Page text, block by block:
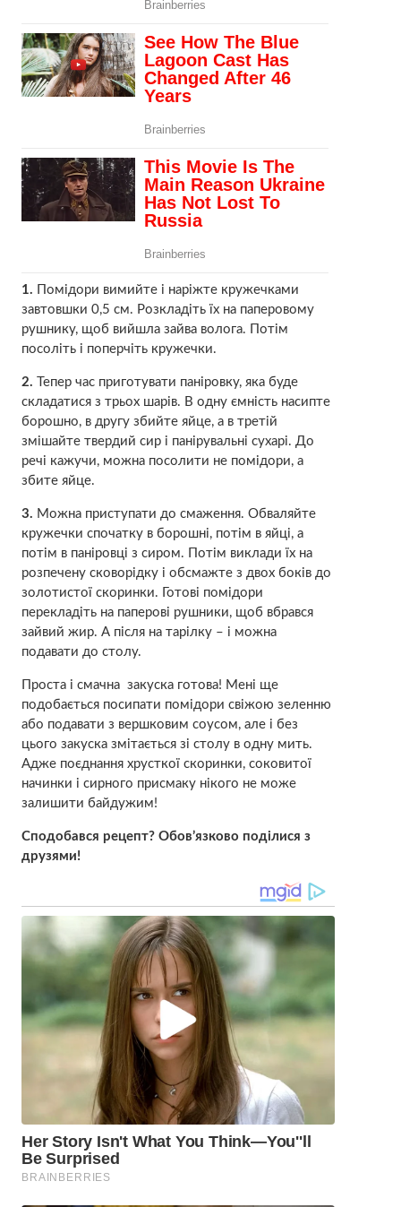
1. Помідори вимийте і наріжте кружечками
завтовшки 0,5 см. Розкладіть їх на паперовому
рушнику, щоб вийшла зайва волога. Потім
посоліть і поперчіть кружечки.
2. Тепер час приготувати паніровку, яка буде
складатися з трьох шарів. В одну ємність насипте
борошно, в другу збийте яйце, а в третій
змішайте твердий сир і панірувальні сухарі. До
речі кажучи, можна посолити не помідори, а
збите яйце.
3. Можна приступати до смаження. Обваляйте
кружечки спочатку в борошні, потім в яйці, а
потім в паніровці з сиром. Потім виклади їх на
розпечену сковорідку і обсмажте з двох боків до
золотистої скоринки. Готові помідори
перекладіть на паперові рушники, щоб вбрався
зайвий жир. А після на тарілку – і можна
подавати до столу.
Проста і смачна закуска готова! Мені ще
подобається посипати помідори свіжою зеленню
або подавати з вершковим соусом, але і без
цього закуска змітається зі столу в одну мить.
Адже поєднання хрусткої скоринки, соковитої
начинки і сирного присмаку нікого не може
залишити байдужим!
Сподобався рецепт? Обов’язково поділися з
друзями!